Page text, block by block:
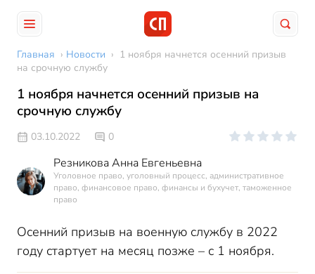
Главная › Новости › 1 ноября начнется осенний призыв
на срочную службу
1 ноября начнется осенний призыв на
срочную службу
03.10.2022 0
Резникова Анна Евгеньевна
Уголовное право, уголовный процесс, административное
право, финансовое право, финансы и бухучет, таможенное
право
Осенний призыв на военную службу в 2022
году стартует на месяц позже – с 1 ноября.